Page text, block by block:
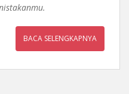
BACA SELENGKAPNYA